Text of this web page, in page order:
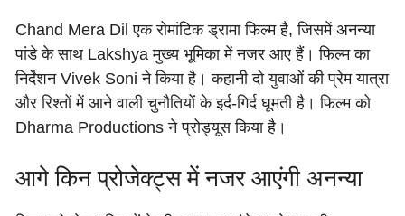
Chand Mera Dil एक रोमांटिक ड्रामा फिल्म है, जिसमें अनन्या
पांडे के साथ Lakshya मुख्य भूमिका में नजर आए हैं। फिल्म का
निर्देशन Vivek Soni ने किया है। कहानी दो युवाओं की प्रेम यात्रा
और रिश्तों में आने वाली चुनौतियों के इर्द-गिर्द घूमती है। फिल्म को
Dharma Productions ने प्रोड्यूस किया है।
आगे किन प्रोजेक्ट्स में नजर आएंगी अनन्या